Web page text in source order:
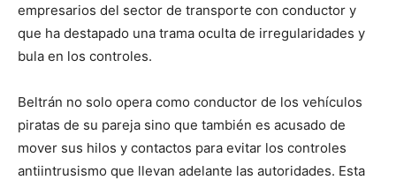
empresarios del sector de transporte con conductor y
que ha destapado una trama oculta de irregularidades y
bula en los controles.
Beltrán no solo opera como conductor de los vehículos
piratas de su pareja sino que también es acusado de
mover sus hilos y contactos para evitar los controles
antiintrusismo que llevan adelante las autoridades. Esta